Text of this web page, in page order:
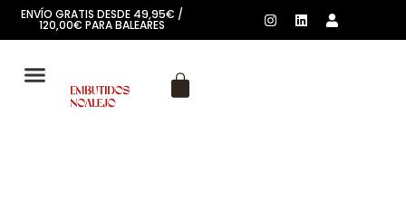
ENVÍO GRATIS DESDE 49,95€ /
120,00€ PARA BALEARES